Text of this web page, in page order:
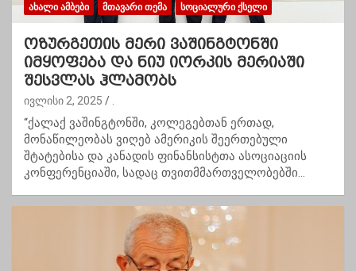
ᲐᲮᲐᲚᲘ ᲐᲛᲑᲔᲑᲘ ᲛᲗᲐᲕᲐᲠᲘ ᲗᲔᲛᲐ ᲡᲝᲪᲘᲐᲚᲣᲠᲘ ᲥᲡᲔᲚᲘ
ოზურგეთის მერი ვაშინგტონში
იმყოფება და ნიუ იორკის მერიაში
შესვლას ჰლამობს
ივლისი 2, 2025
“ქალაქ ვაშინგტონში, კოლეგებთან ერთად,
მონაწილეობას ვიღებ ამერიკის შეერთებული
შტატებისა და კანადის ფინანსისტთა ასოციაციის
კონფერენციაში, სადაც თვითმმართველობებში…